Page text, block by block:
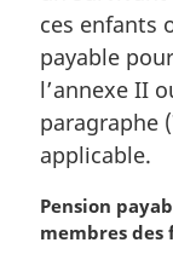
r
g
i
n
a
l
e
:
ces enfants
payable
l’annexe II
paragraphe
applicable.
N
o
Pension
membres des